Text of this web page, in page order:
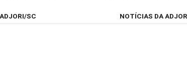
SC NOTÍCIAS DA